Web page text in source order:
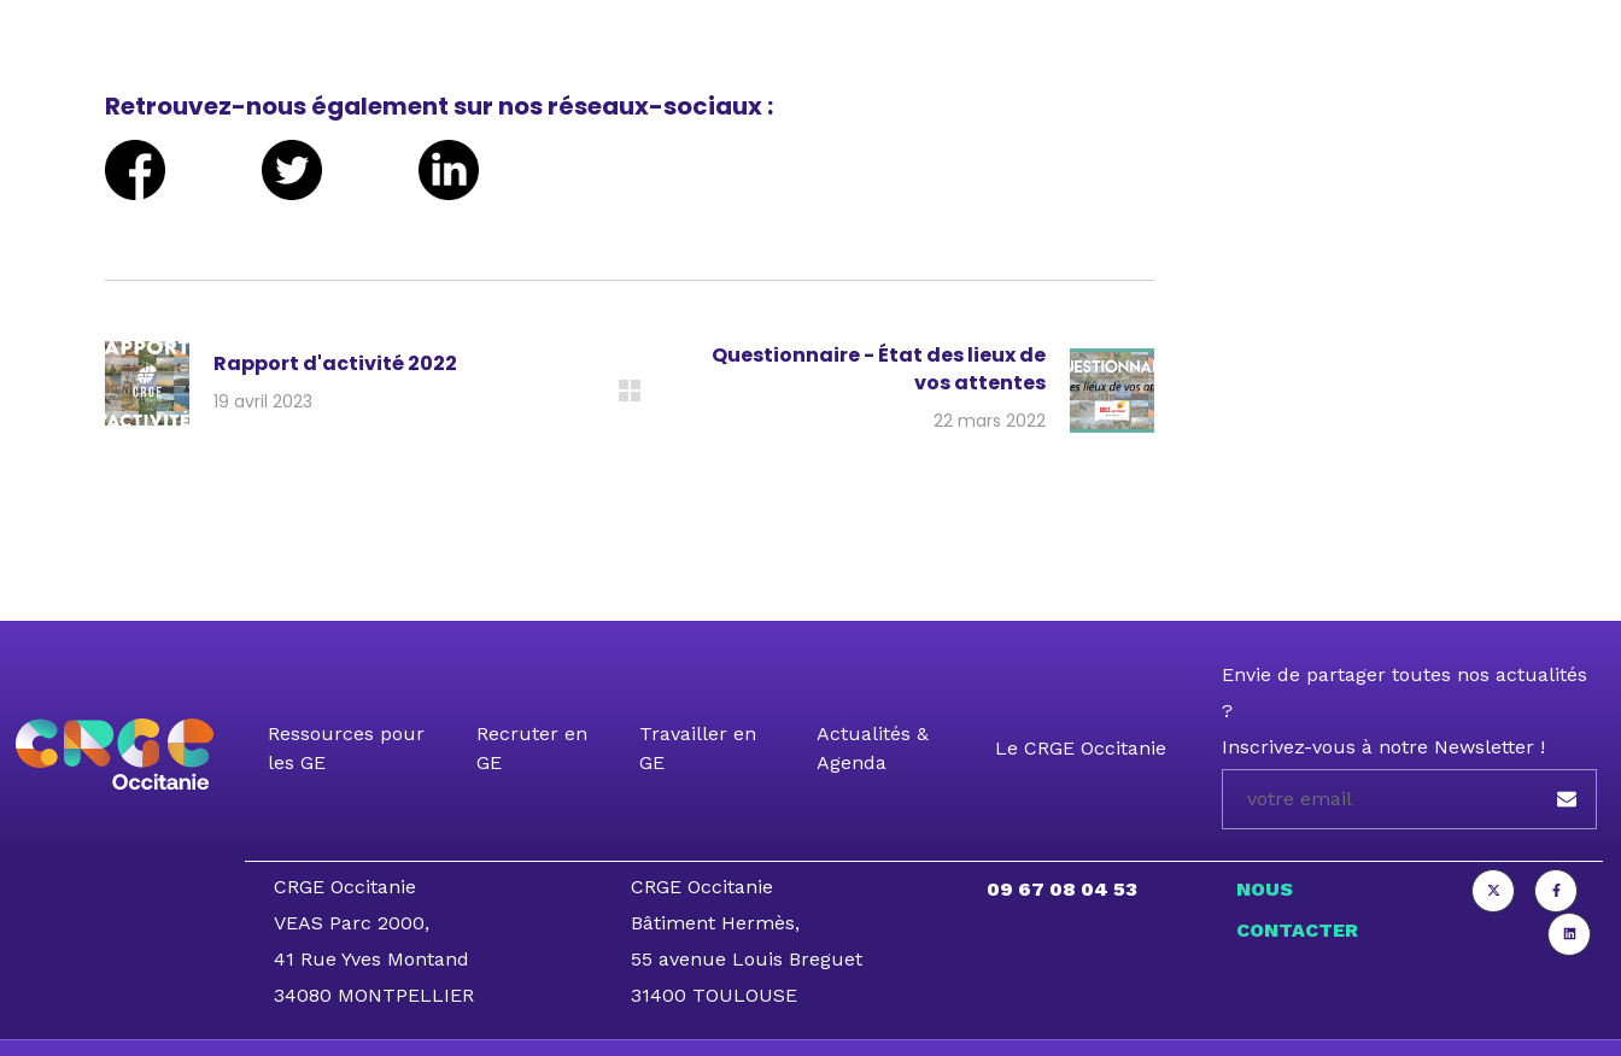
Retrouvez-nous également sur nos réseaux-sociaux :
Rapport d'activité 2022
19 avril 2023
Questionnaire - État des lieux de
vos attentes
22 mars 2022
Ressources pour
les GE
Recruter en
GE
Travailler en
GE
Actualités &
Agenda
Le CRGE Occitanie
Envie de partager toutes nos actualités
?
Inscrivez-vous à notre Newsletter !
CRGE Occitanie
VEAS Parc 2000,
41 Rue Yves Montand
34080 MONTPELLIER
CRGE Occitanie
Bâtiment Hermès,
55 avenue Louis Breguet
31400 TOULOUSE
09 67 08 04 53
NOUS
CONTACTER